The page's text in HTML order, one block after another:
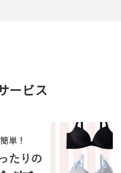
ービス